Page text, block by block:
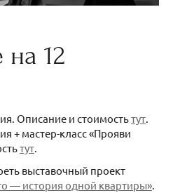
на 12
Описание и стоимостьтут.
+ мастер-класс «Прояви
тут.
выставочный проект
— история одной квартиры».